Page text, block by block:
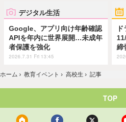
デジタル生活
Google、アプリ向け年齢確認
APIを年内に世界展開…未成年
者保護を強化
2026.7.31 Fri 13:45
締
ホーム › 教育イベント › 高校生 › 記事
TOP